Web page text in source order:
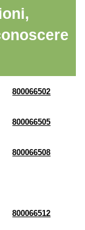
800066502
800066505
800066508
800066512